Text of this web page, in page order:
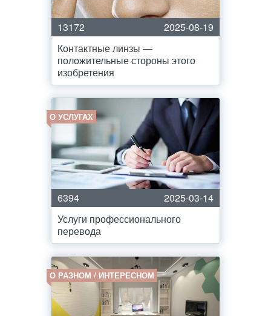
13172
2025-08-19
Контактные линзы —
положительные стороны этого
изобретения
О УСЛУГАХ
6394
2025-03-14
Услуги профессионального
перевода
О РАЗНОМ / ИНТЕРЕСНОМ